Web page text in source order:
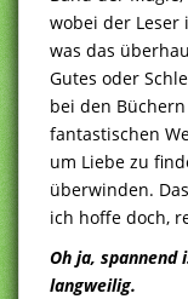
wobei der Leser
was das
Gutes oder
bei den
fantastischen
um Liebe zu
überwinden.
ich hoffe doch,
Oh ja, spannend
langweilig.